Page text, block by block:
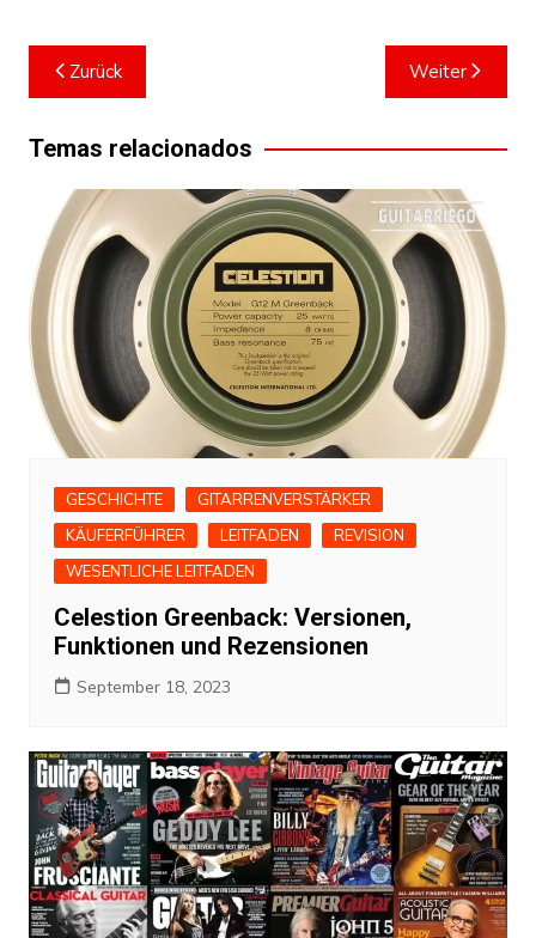
Beitragsnavigation
Zurück Weiter
Temas relacionados
GESCHICHTE
GITARRENVERSTÄRKER
KÄUFERFÜHRER
LEITFADEN
REVISION
WESENTLICHE LEITFADEN
Celestion Greenback: Versionen,
Funktionen und Rezensionen
September 18, 2023